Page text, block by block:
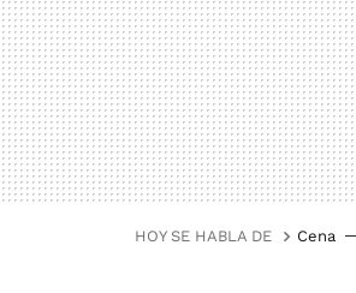
HOY SE HABLA DE Cena